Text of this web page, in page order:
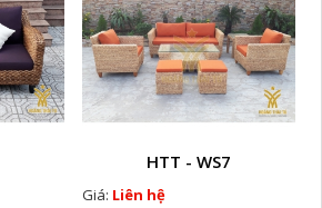
HTT - WS7
Giá: Liên hệ